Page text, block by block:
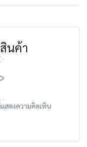
นค้า
สดงความคิดเห็น